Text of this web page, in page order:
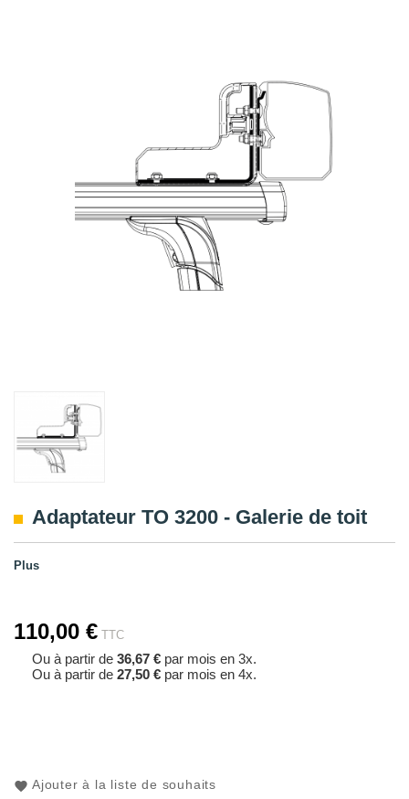
Adaptateur TO 3200 - Galerie de toit
Plus
110,00 € TTC
Ou à partir de 36,67 € par mois en 3x.
Ou à partir de 27,50 € par mois en 4x.
Ajouter à la liste de souhaits